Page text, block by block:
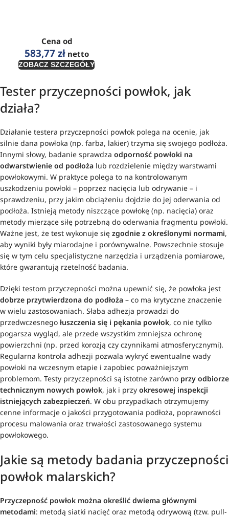
Cena od
583,77złnetto
ZOBACZ SZCZEGÓŁY
Tester przyczepności powłok, jak
działa?
Działanie testera przyczepności powłok polega na ocenie, jak
silnie dana powłoka (np. farba, lakier) trzyma się swojego podłoża.
Innymi słowy, badanie sprawdza odporność powłoki na
odwarstwienie od podłoża lub rozdzielenie między warstwami
powłokowymi. W praktyce polega to na kontrolowanym
uszkodzeniu powłoki – poprzez nacięcia lub odrywanie – i
sprawdzeniu, przy jakim obciążeniu dojdzie do jej oderwania od
podłoża. Istnieją metody niszczące powłokę (np. nacięcia) oraz
metody mierzące siłę potrzebną do oderwania fragmentu powłoki.
Ważne jest, że test wykonuje się zgodnie z określonymi normami,
aby wyniki były miarodajne i porównywalne. Powszechnie stosuje
się w tym celu specjalistyczne narzędzia i urządzenia pomiarowe,
które gwarantują rzetelność badania.
Dzięki testom przyczepności można upewnić się, że powłoka jest
dobrze przytwierdzona do podłoża – co ma krytyczne znaczenie
w wielu zastosowaniach. Słaba adhezja prowadzi do
przedwczesnego łuszczenia się i pękania powłok, co nie tylko
pogarsza wygląd, ale przede wszystkim zmniejsza ochronę
powierzchni (np. przed korozją czy czynnikami atmosferycznymi).
Regularna kontrola adhezji pozwala wykryć ewentualne wady
powłoki na wczesnym etapie i zapobiec poważniejszym
problemom. Testy przyczepności są istotne zarówno przy odbiorze
technicznym nowych powłok, jak i przy okresowej inspekcji
istniejących zabezpieczeń. W obu przypadkach otrzymujemy
cenne informacje o jakości przygotowania podłoża, poprawności
procesu malowania oraz trwałości zastosowanego systemu
powłokowego.
Jakie są metody badania przyczepności
powłok malarskich?
Przyczepność powłok można określić dwiema głównymi
metodami: metodą siatki nacięć oraz metodą odrywową (tzw. pull-